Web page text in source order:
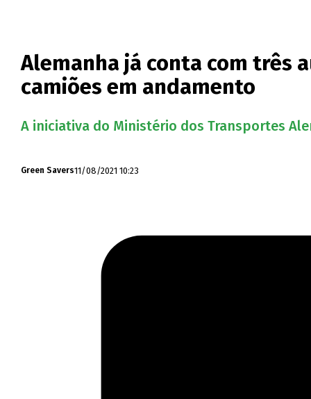
Alemanha já conta com três
camiões em andamento
A iniciativa do Ministério dos Transportes
Green Savers11/08/2021 10:23